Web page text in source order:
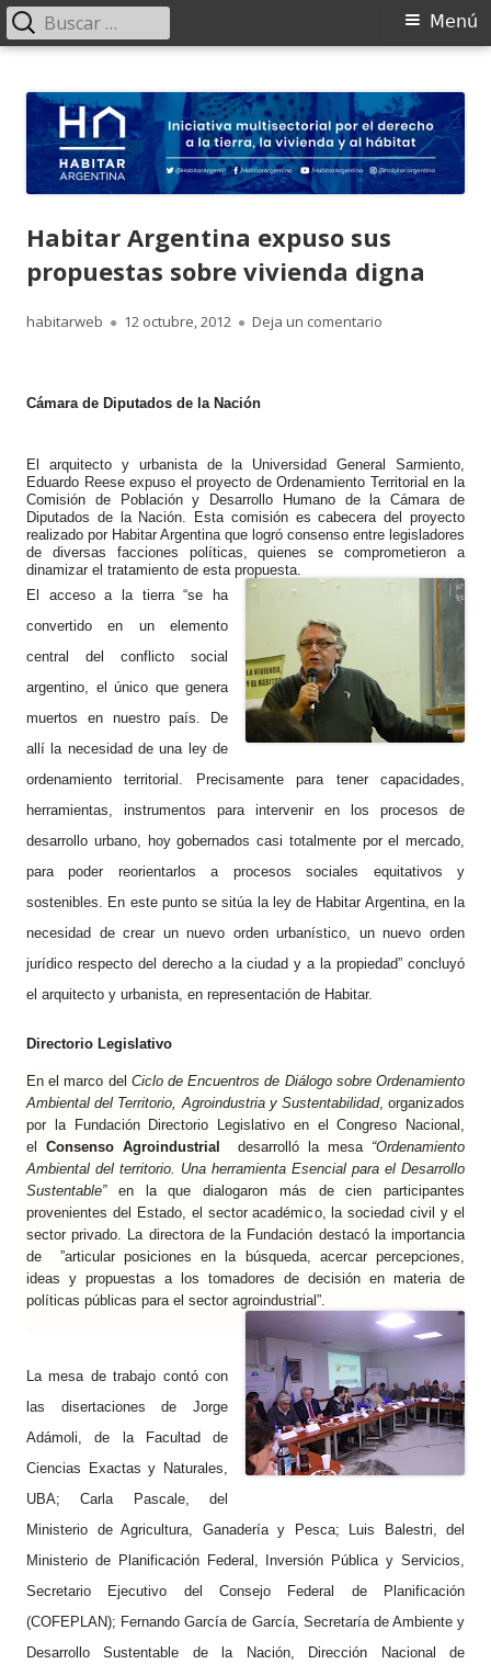
contenido
hábitat
Menú
Menú
Buscar:
Habitar Argentina expuso sus
propuestas sobre vivienda digna
Autor
habitarweb
Publicado
12 octubre, 2012 Deja un comentario
Cámara de Diputados de la Nación
El arquitecto y urbanista de la Universidad General Sarmiento,
Eduardo Reese expuso el proyecto de Ordenamiento Territorial en la
Comisión de Población y Desarrollo Humano de la Cámara de
Diputados de la Nación. Esta comisión es cabecera del proyecto
realizado por Habitar Argentina que logró consenso entre legisladores
de diversas facciones políticas, quienes se comprometieron a
dinamizar el tratamiento de esta propuesta.
El acceso a la tierra “se ha
convertido en un elemento
central del conflicto social
argentino, el único que genera
muertos en nuestro país. De
allí la necesidad de una ley de
ordenamiento territorial. Precisamente para tener capacidades,
herramientas, instrumentos para intervenir en los procesos de
desarrollo urbano, hoy gobernados casi totalmente por el mercado,
para poder reorientarlos a procesos sociales equitativos y
sostenibles. En este punto se sitúa la ley de Habitar Argentina, en la
necesidad de crear un nuevo orden urbanístico, un nuevo orden
jurídico respecto del derecho a la ciudad y a la propiedad” concluyó
el arquitecto y urbanista, en representación de Habitar.
Directorio Legislativo
En el marco del Ciclo de Encuentros de Diálogo sobre Ordenamiento
Ambiental del Territorio, Agroindustria y Sustentabilidad, organizados
por la Fundación Directorio Legislativo en el Congreso Nacional,
el Consenso Agroindustrial desarrolló la mesa “Ordenamiento
Ambiental del territorio. Una herramienta Esencial para el Desarrollo
Sustentable”
en la que dialogaron más de cien participantes
provenientes del Estado, el sector académico, la sociedad civil y el
sector privado. La directora de la Fundación destacó la importancia
de ”articular posiciones en la búsqueda, acercar percepciones,
ideas y propuestas a los tomadores de decisión en materia de
políticas públicas para el sector agroindustrial”.
La mesa de trabajo contó con
las disertaciones de Jorge
Adámoli, de la Facultad de
Ciencias Exactas y Naturales,
UBA; Carla Pascale, del
Ministerio de Agricultura, Ganadería y Pesca; Luis Balestri, del
Ministerio de Planificación Federal, Inversión Pública y Servicios,
Secretario Ejecutivo del Consejo Federal de Planificación
(COFEPLAN); Fernando García de García, Secretaría de Ambiente y
Desarrollo Sustentable de la Nación, Dirección Nacional de